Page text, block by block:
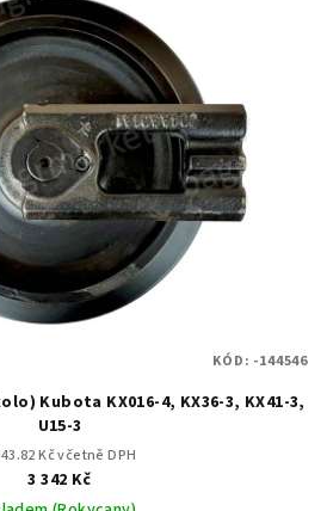
Kubota KX016-4, KX36-3, KX41-3,
U15-3
Kč včetně DPH
3 342 Kč
KÓD: -144546